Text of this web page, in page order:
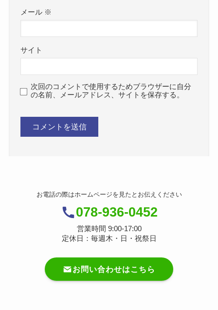
メール ※
サイト
次回のコメントで使用するためブラウザーに自分
の名前、メールアドレス、サイトを保存する。
お電話の際はホームページを見たとお伝えください
078-936-0452
営業時間 9:00-17:00
定休日：毎週木・日・祝祭日
お問い合わせはこちら